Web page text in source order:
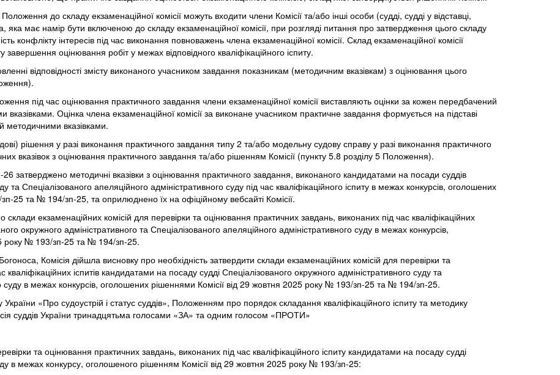
до складу екзаменаційної комісії можуть входити члени Комісії та/або інші особи (судді, судді у відставці,
яка має намір бути включеною до складу екзаменаційної комісії, при розгляді питання про затвердження цього складу
конфлікту інтересів під час виконання повноважень члена екзаменаційної комісії. Склад екзаменаційної комісії
оцінювання робіт у межах відповідного кваліфікаційного іспиту.
відповідності змісту виконаного учасником завдання показникам (методичним вказівкам) з оцінювання цього
під час оцінювання практичного завдання члени екзаменаційної комісії виставляють оцінки за кожен передбачений
вказівками. Оцінка члена екзаменаційної комісії за виконане учасником практичне завдання формується на підставі
методичними вказівками.
рішення у разі виконання практичного завдання типу 2 та/або модельну судову справу у разі виконання практичного
вказівок з оцінювання практичного завдання та/або рішенням Комісії (пункту 5.8 розділу 5 Положення).
затверджено методичні вказівки з оцінювання практичного завдання, виконаного кандидатами на посади суддів
та Спеціалізованого апеляційного адміністративного суду під час кваліфікаційного іспиту в межах конкурсів, оголошених
25 та № 194/зп-25, та оприлюднено їх на офіційному вебсайті Комісії.
екзаменаційних комісій для перевірки та оцінювання практичних завдань, виконаних під час кваліфікаційних
окружного адміністративного та Спеціалізованого апеляційного адміністративного суду в межах конкурсів,
року № 193/зп-25 та № 194/зп-25.
Комісія дійшла висновку про необхідність затвердити склади екзаменаційних комісій для перевірки та
іспитів кандидатами на посаду судді Спеціалізованого окружного адміністративного суду та
суду в межах конкурсів, оголошених рішеннями Комісії від 29 жовтня 2025 року № 193/зп-25 та № 194/зп-25.
«Про судоустрій і статус суддів», Положенням про порядок складання кваліфікаційного іспиту та методику
суддів України тринадцятьма голосами «ЗА» та одним голосом «ПРОТИ»
та оцінювання практичних завдань, виконаних під час кваліфікаційного іспиту кандидатами на посаду судді
в межах конкурсу, оголошеного рішенням Комісії від 29 жовтня 2025 року № 193/зп-25: